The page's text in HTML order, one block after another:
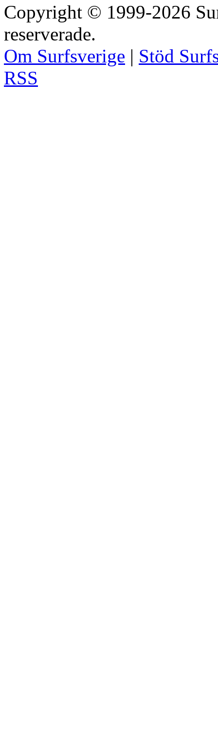
Copyright © 1999-2026
reserverade.
Om Surfsverige | Stöd
RSS